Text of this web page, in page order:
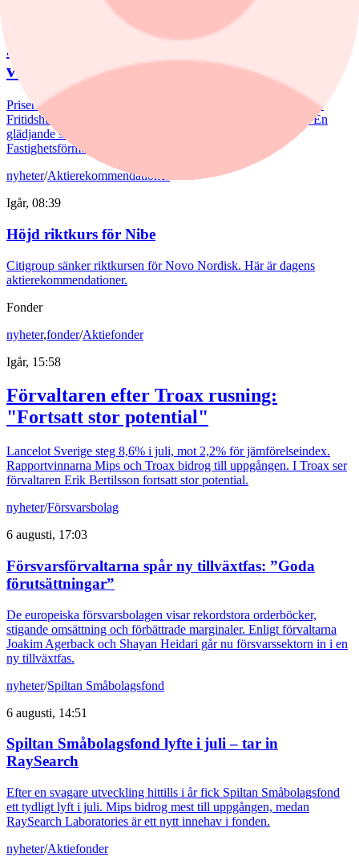
Juli bjöd på billigare bostadsrätter – nu
väntar en aktiv marknad
Priserna på bostadsrätter sjönk i juli medan villapriserna ökade.
Fritidshusmarknaden bjöd samtidigt på månadens tredbrott. "En
glädjande signal", menar Liza Nyberg, tf VD för Svensk
Fastighetsförmedling.
nyheter/Aktierekommendationer
Igår, 08:39
Höjd riktkurs för Nibe
Citigroup sänker riktkursen för Novo Nordisk. Här är dagens
aktierekommendationer.
Fonder
nyheter,fonder/Aktiefonder
Igår, 15:58
Förvaltaren efter Troax rusning:
"Fortsatt stor potential"
Lancelot Sverige steg 8,6% i juli, mot 2,2% för jämförelseindex.
Rapportvinnarna Mips och Troax bidrog till uppgången. I Troax ser
förvaltaren Erik Bertilsson fortsatt stor potential.
nyheter/Försvarsbolag
6 augusti, 17:03
Försvarsförvaltarna spår ny tillväxtfas: ”Goda
förutsättningar”
De europeiska försvarsbolagen visar rekordstora orderböcker,
stigande omsättning och förbättrade marginaler. Enligt förvaltarna
Joakim Agerback och Shayan Heidari går nu försvarssektorn in i en
ny tillväxtfas.
nyheter/Spiltan Småbolagsfond
6 augusti, 14:51
Spiltan Småbolagsfond lyfte i juli – tar in
RaySearch
Efter en svagare utveckling hittills i år fick Spiltan Småbolagsfond
ett tydligt lyft i juli. Mips bidrog mest till uppgången, medan
RaySearch Laboratories är ett nytt innehav i fonden.
nyheter/Aktiefonder